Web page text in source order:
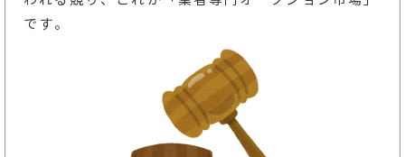
です。